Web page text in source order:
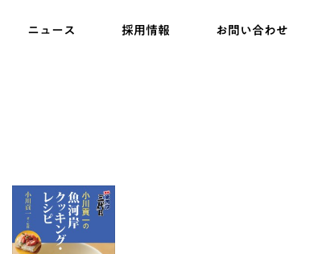
ニュース 採用情報 お問い合わせ